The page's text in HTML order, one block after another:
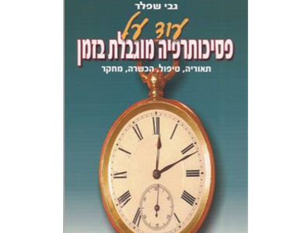
גבי שפלר
הנחת אתר ספר מודפס
$25
$22